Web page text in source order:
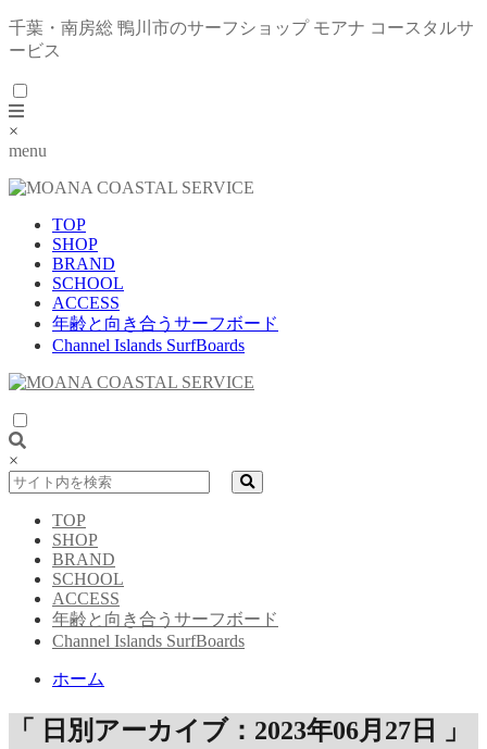
千葉・南房総 鴨川市のサーフショップ モアナ コースタルサ
ービス
×
menu
TOP
SHOP
BRAND
SCHOOL
ACCESS
年齢と向き合うサーフボード
Channel Islands SurfBoards
×
TOP
SHOP
BRAND
SCHOOL
ACCESS
年齢と向き合うサーフボード
Channel Islands SurfBoards
ホーム
「 日別アーカイブ：2023年06月27日 」